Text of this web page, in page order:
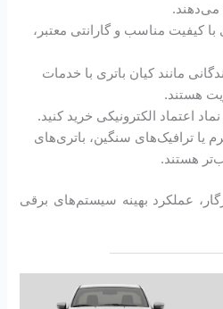
می‌دهند.
با کیفیت مناسب و گارانتی معتبر،
مانند کیان باتری با خدمات
هستند.
اعتماد الکترونیکی خرید کنید.
یا ترافیک‌های سنگین، باتری‌های
عملکرد بهینه سیستم‌های برقی